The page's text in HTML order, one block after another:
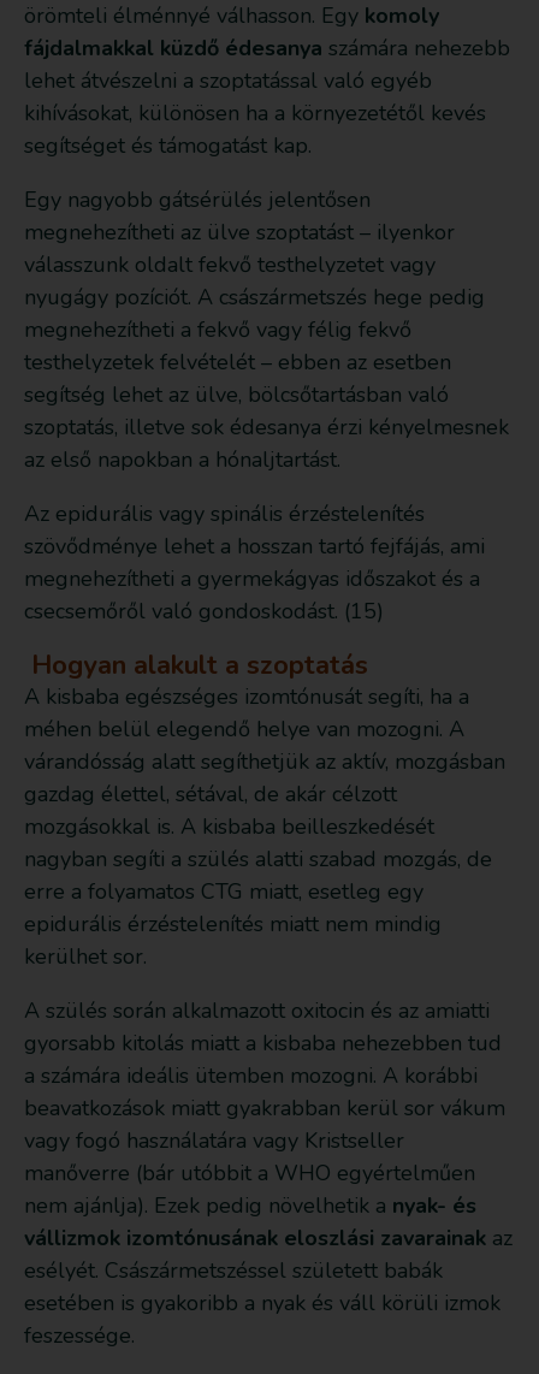
örömteli élménnyé válhasson. Egy komoly
fájdalmakkal küzdő édesanya számára nehezebb
lehet átvészelni a szoptatással való egyéb
kihívásokat, különösen ha a környezetétől kevés
segítséget és támogatást kap.
Egy nagyobb gátsérülés jelentősen
megnehezítheti az ülve szoptatást – ilyenkor
válasszunk oldalt fekvő testhelyzetet vagy
nyugágy pozíciót. A császármetszés hege pedig
megnehezítheti a fekvő vagy félig fekvő
testhelyzetek felvételét – ebben az esetben
segítség lehet az ülve, bölcsőtartásban való
szoptatás, illetve sok édesanya érzi kényelmesnek
az első napokban a hónaljtartást.
Az epidurális vagy spinális érzéstelenítés
szövődménye lehet a hosszan tartó fejfájás, ami
megnehezítheti a gyermekágyas időszakot és a
csecsemőről való gondoskodást. (15)
Hogyan alakult a szoptatás
A kisbaba egészséges izomtónusát segíti, ha a
méhen belül elegendő helye van mozogni. A
várandósság alatt segíthetjük az aktív, mozgásban
gazdag élettel, sétával, de akár célzott
mozgásokkal is. A kisbaba beilleszkedését
nagyban segíti a szülés alatti szabad mozgás, de
erre a folyamatos CTG miatt, esetleg egy
epidurális érzéstelenítés miatt nem mindig
kerülhet sor.
A szülés során alkalmazott oxitocin és az amiatti
gyorsabb kitolás miatt a kisbaba nehezebben tud
a számára ideális ütemben mozogni. A korábbi
beavatkozások miatt gyakrabban kerül sor vákum
vagy fogó használatára vagy Kristseller
manőverre (bár utóbbit a WHO egyértelműen
nem ajánlja). Ezek pedig növelhetik a nyak- és
vállizmok izomtónusának eloszlási zavarainak az
esélyét. Császármetszéssel született babák
esetében is gyakoribb a nyak és váll körüli izmok
feszessége.